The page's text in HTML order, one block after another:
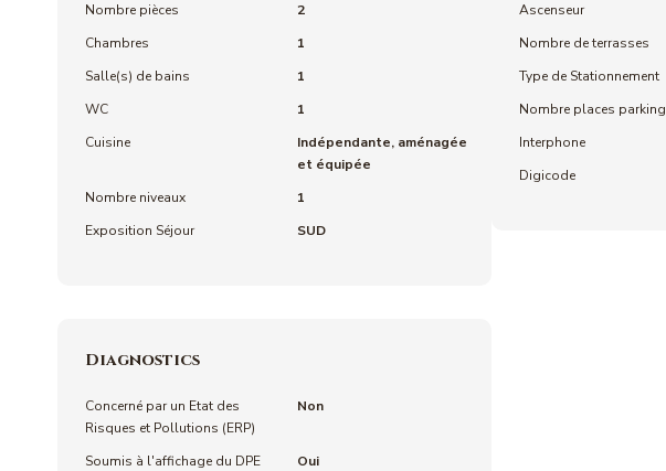
Nombre pièces
2
Chambres
1
Salle(s) de bains
1
WC
1
Cuisine
Indépendante, aménagée
et équipée
Nombre niveaux
1
Exposition Séjour
SUD
Ascenseur
Nombre de terrasses
Type de Stationnement
Nombre places parking
Interphone
Digicode
Diagnostics
Concerné par un Etat des
Risques et Pollutions (ERP)
Non
Soumis à l'affichage du DPE
Oui